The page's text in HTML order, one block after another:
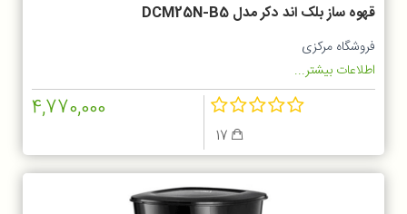
قهوه ساز بلک اند دکر مدل DCM25N-B5
فروشگاه مرکزی
اطلاعات بیشتر...
17
4,770,000